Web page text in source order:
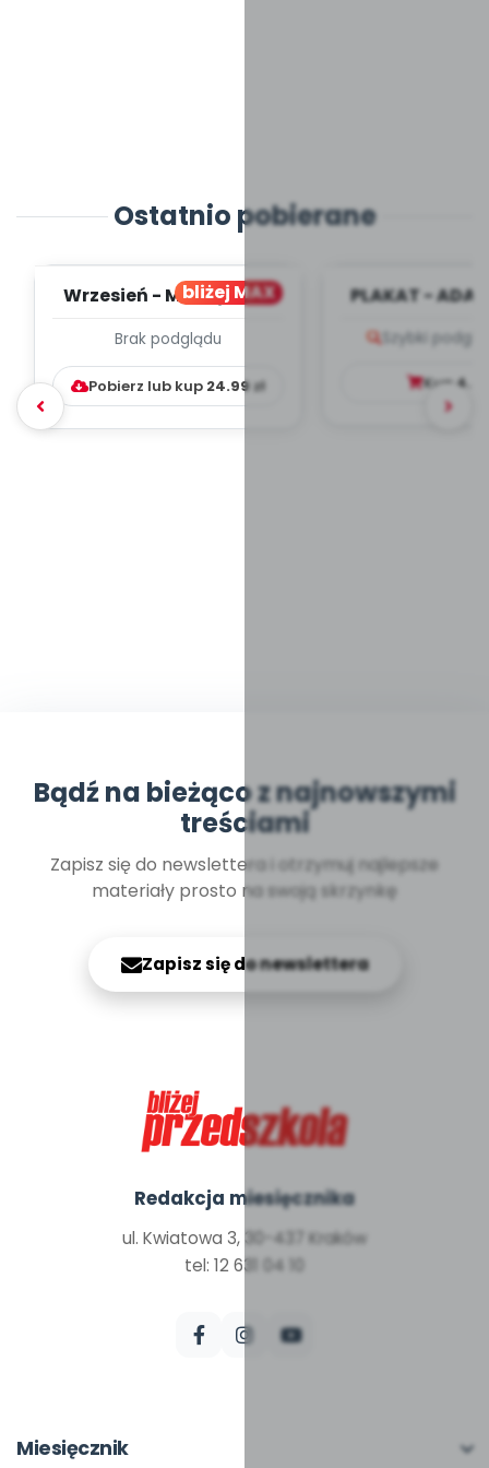
Ostatnio pobierane
bliżej MAX
Wrzesień - MIESIĘCZNY
WYCHOWAWCZO –
DYDAKTYC...
Brak podglądu
Pobierz lub kup 24.99zł
PLAKAT -
Szybki
Kup
Bądź na bieżąco z najnowszymi
treściami
Zapisz się do newslettera i otrzymuj najlepsze
materiały prosto na swoją skrzynkę
Zapisz się do newslettera
Redakcja miesięcznika
ul. Kwiatowa 3, 30-437 Kraków
tel: 12 631 04 10
Miesięcznik